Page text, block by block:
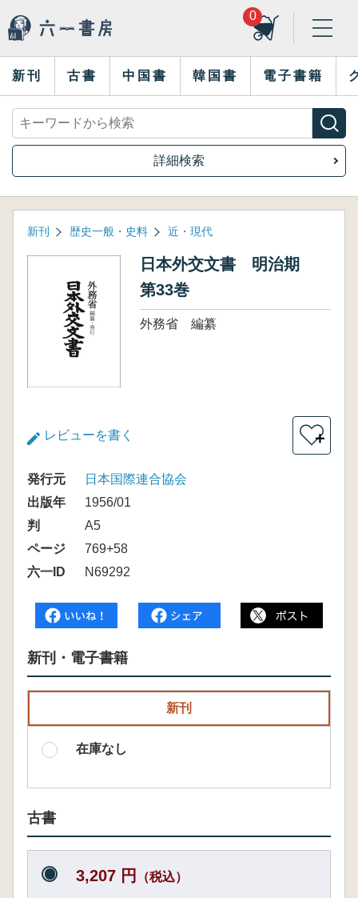
0
新刊 古書 中国書 韓国書 電子書籍
詳細検索
新刊 歴史一般・史料 近・現代
日本外交文書 明治期
第33巻
外務省 編纂
レビューを書く ＋
発行元
日本国際連合協会
出版年
1956/01
判
A5
ページ
769+58
六一ID
N69292
新刊・電子書籍
新刊
在庫なし
古書
3,207 円 （税込）